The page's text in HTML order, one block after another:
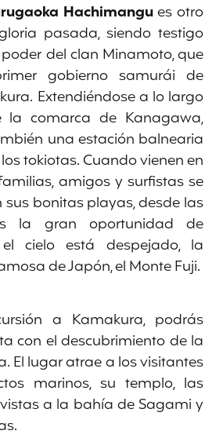
Hachimangues otro
pasada, siendo testigo
del clan Minamoto, que
gobierno samurái de
Extendiéndose a lo largo
comarca de Kanagawa,
una estación balnearia
tokiotas. Cuando vienen en
amigos y surfistas se
bonitas playas, desde las
la gran oportunidad de
cielo está despejado, la
de Japón, el Monte Fuji.
a Kamakura, podrás
con el descubrimiento de la
El lugar atrae a los visitantes
marinos, su templo, las
a la bahía de Sagami y